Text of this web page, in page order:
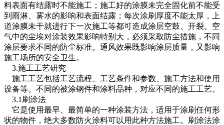
料表面有结露时不能施工；施工好的涂膜未完全固化前不能受
到雨淋、雾水的影响和表面结露；每次涂刷厚度不能太厚，上
道涂膜未干就进行下一次施工等都可造成涂层空鼓、开裂。空
气中的尘埃对涂装效果影响特别大，必须采取防尘措施，不同
涂层要求不同的防尘标准。通风效果既影响涂层质量，又影响
施工场所的安全卫生。
3.施工工艺研究
施工工艺包括工艺流程、工艺条件和参数、施工方法和使用
设备等。不同的被涂钢件和涂料品种，对应不同的施工工艺。
3.1刷涂法
它是使用最早、最简单的一种涂装方法，适用于涂刷任何形
状的物件，绝大多数防火涂料可以用此种方法施工。刷涂法涂